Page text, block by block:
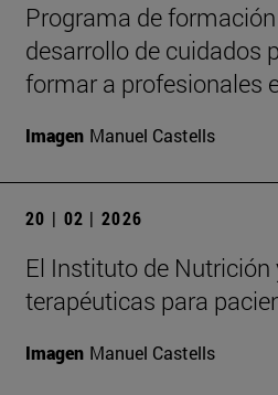
Programa de
desarrollo de cuidados
formar a profesionales
Imagen Manuel Castells
20 | 02 | 2026
El Instituto de
terapéuticas para
Imagen Manuel Castells